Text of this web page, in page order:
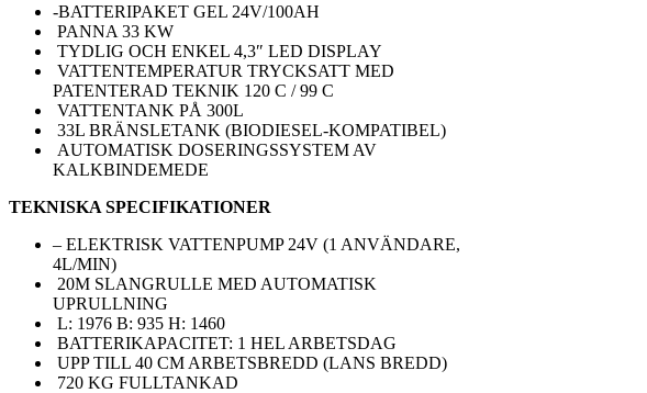
-BATTERIPAKET GEL 24V/100AH
PANNA 33 KW
TYDLIG OCH ENKEL 4,3″ LED DISPLAY
VATTENTEMPERATUR TRYCKSATT MED
PATENTERAD TEKNIK 120 C / 99 C
VATTENTANK PÅ 300L
33L BRÄNSLETANK (BIODIESEL-KOMPATIBEL)
AUTOMATISK DOSERINGSSYSTEM AV
KALKBINDEMEDE
TEKNISKA SPECIFIKATIONER
– ELEKTRISK VATTENPUMP 24V (1 ANVÄNDARE,
4L/MIN)
20M SLANGRULLE MED AUTOMATISK
UPRULLNING
L: 1976 B: 935 H: 1460
BATTERIKAPACITET: 1 HEL ARBETSDAG
UPP TILL 40 CM ARBETSBREDD (LANS BREDD)
720 KG FULLTANKAD